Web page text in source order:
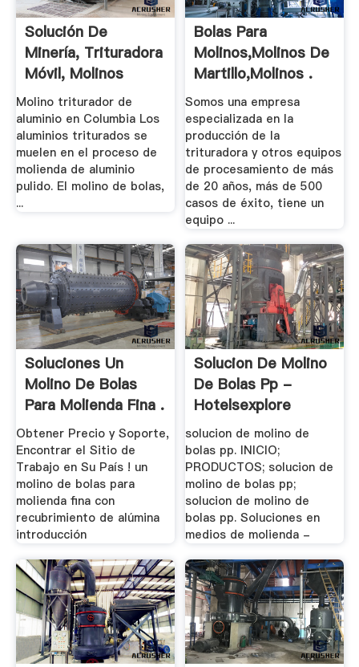
Solución De
Minería, Trituradora
Móvil, Molinos
Molino triturador de
aluminio en Columbia Los
aluminios triturados se
muelen en el proceso de
molienda de aluminio
pulido. El molino de bolas,
...
Bolas Para
Molinos,molinos De
Martillo,molinos .
Somos una empresa
especializada en la
producción de la
trituradora y otros equipos
de procesamiento de más
de 20 años, más de 500
casos de éxito, tiene un
equipo ...
Soluciones Un
Molino De Bolas
Para Molienda Fina .
Obtener Precio y Soporte,
Encontrar el Sitio de
Trabajo en Su País ! un
molino de bolas para
molienda fina con
recubrimiento de alúmina
introducción
Solucion De Molino
De Bolas Pp -
Hotelsexplore
solucion de molino de
bolas pp. INICIO;
PRODUCTOS; solucion de
molino de bolas pp;
solucion de molino de
bolas pp. Soluciones en
medios de molienda -